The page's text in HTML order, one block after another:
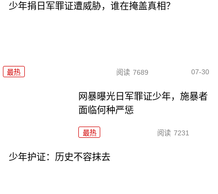
少年捐日军罪证遭威胁，谁在掩盖真相？
最热 阅读 7689 07-30
网暴曝光日军罪证少年，施暴者
面临何种严惩
最热 阅读 7231
少年护证：历史不容抹去